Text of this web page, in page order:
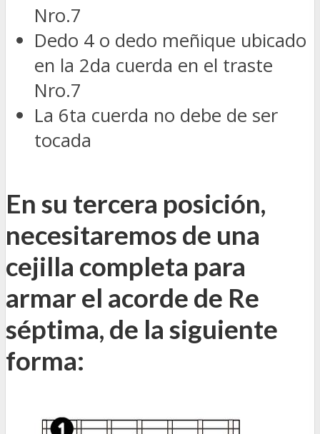
Nro.7
Dedo 4 o dedo meñique ubicado
en la 2da cuerda en el traste
Nro.7
La 6ta cuerda no debe de ser
tocada
En su tercera posición,
necesitaremos de una
cejilla completa para
armar el acorde de Re
séptima, de la siguiente
forma: